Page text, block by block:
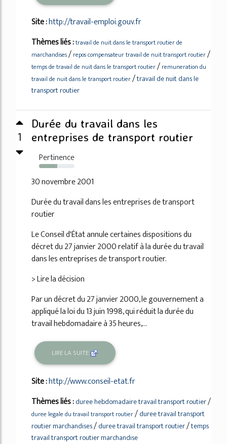
Site :http://travail-emploi.gouv.fr
Thèmes liés :travail de nuit dans le transport routier de
marchandises/ repos compensateur travail de nuit transport routier/
temps de travail de nuit dans le transport routier/ remuneration du
travail de nuit dans le transport routier/travail de nuit dans le
transport routier
1
Durée du travail dans les
entreprises de transport routier
Pertinence
51%
30 novembre 2001
Durée du travail dans les entreprises de transport
routier
Le Conseil d'État annule certaines dispositions du
décret du 27 janvier 2000 relatif à la durée du travail
dans les entreprises de transport routier.
> Lire la décision
Par un décret du 27 janvier 2000, le gouvernement a
appliqué la loi du 13 juin 1998, qui réduit la durée du
travail hebdomadaire à 35 heures,...
LIRE LA SUITE
Site :http://www.conseil-etat.fr
Thèmes liés :duree hebdomadaire travail transport routier/
duree legale du travail transport routier/duree travail transport
routier marchandises/duree travail transport routier/temps
travail transport routier marchandise